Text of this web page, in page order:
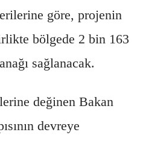
göre, projenin
bölgede 2 bin 163
sağlanacak.
değinen Bakan
devreye